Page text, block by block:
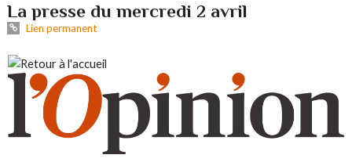
La presse du mercredi 2 avril
Lien permanent